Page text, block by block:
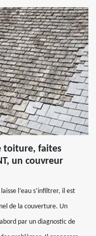
toiture, faites
un couvreur
l’eau s’infiltrer, il est
de la couverture. Un
par un diagnostic de